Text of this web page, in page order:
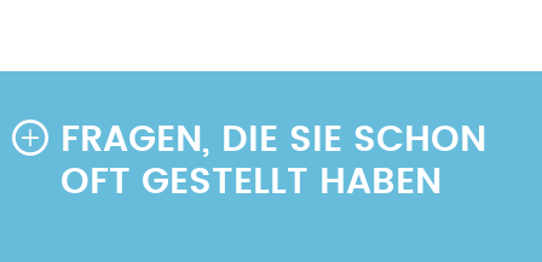
FRAGEN, DIE SIE SCHON
OFT GESTELLT HABEN